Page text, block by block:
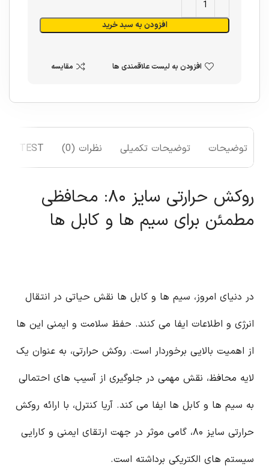
افزودن به سبد خرید
افزودن به لیست علاقمندی ها مقایسه
توضیحات توضیحات تکمیلی نظرات (0) TEST
روکش حرارتی سایز ۸۰: محافظی
مطمئن برای سیم ها و کابل ها
در دنیای امروز، سیم ها و کابل ها نقش حیاتی در انتقال
انرژی و اطلاعات ایفا می کنند. حفظ سلامت و ایمنی این ها
از اهمیت بالایی برخوردار است. روکش حرارتی، به عنوان یک
لایه محافظ، نقش مهمی در جلوگیری از آسیب های احتمالی
به سیم ها و کابل ها ایفا می کند. آریا کنترل، با ارائه روکش
حرارتی سایز ۸۰، گامی موثر در جهت ارتقای ایمنی و کارایی
سیستم های الکتریکی برداشته است.